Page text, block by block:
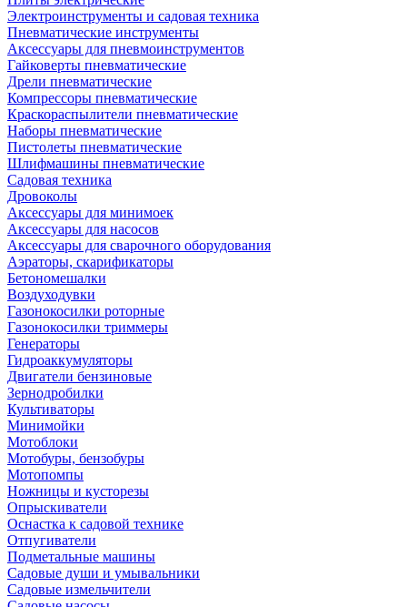
Электроинструменты и садовая техника
Пневматические инструменты
Аксессуары для пневмоинструментов
Гайковерты пневматические
Дрели пневматические
Компрессоры пневматические
Краскораспылители пневматические
Наборы пневматические
Пистолеты пневматические
Шлифмашины пневматические
Садовая техника
Дровоколы
Аксессуары для минимоек
Аксессуары для насосов
Аксессуары для сварочного оборудования
Аэраторы, скарификаторы
Бетономешалки
Воздуходувки
Газонокосилки роторные
Газонокосилки триммеры
Генераторы
Гидроаккумуляторы
Двигатели бензиновые
Зернодробилки
Культиваторы
Минимойки
Мотоблоки
Мотобуры, бензобуры
Мотопомпы
Ножницы и кусторезы
Опрыскиватели
Оснастка к садовой технике
Отпугиватели
Подметальные машины
Садовые души и умывальники
Садовые измельчители